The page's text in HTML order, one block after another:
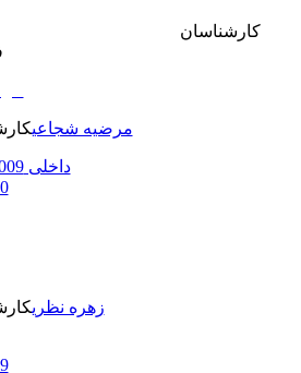
کارشناسان
مرضیه شجاعی
داخلی
زهره نظری